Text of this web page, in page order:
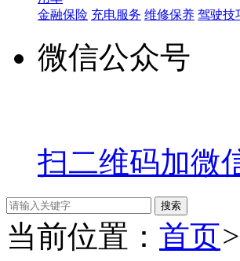
金融保险 充电服务 维修保养 驾驶技
微信公众号
扫二维码加微
当前位置： 首页>